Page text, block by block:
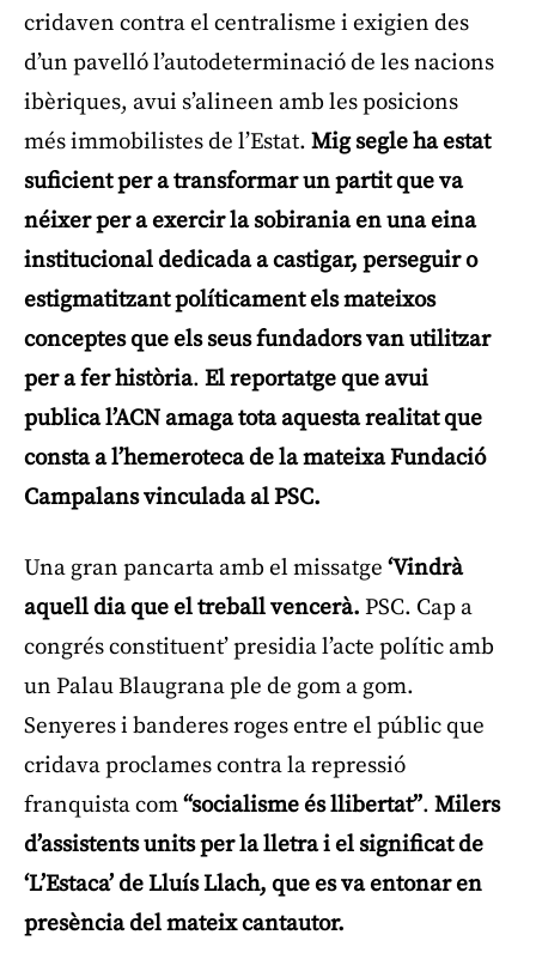
cridaven contra el centralisme i exigien des
d’un pavelló l’autodeterminació de les nacions
ibèriques, avui s’alineen amb les posicions
més immobilistes de l’Estat. Mig segle ha estat
suficient per a transformar un partit que va
néixer per a exercir la sobirania en una eina
institucional dedicada a castigar, perseguir o
estigmatitzant políticament els mateixos
conceptes que els seus fundadors van utilitzar
per a fer història. El reportatge que avui
publica l’ACN amaga tota aquesta realitat que
consta a l’hemeroteca de la mateixa Fundació
Campalans vinculada al PSC.
Una gran pancarta amb el missatge ‘Vindrà
aquell dia que el treball vencerà. PSC. Cap a
congrés constituent’ presidia l’acte polític amb
un Palau Blaugrana ple de gom a gom.
Senyeres i banderes roges entre el públic que
cridava proclames contra la repressió
franquista com“socialisme és llibertat”. Milers
d’assistents units per la lletra i el significat de
‘L’Estaca’ de Lluís Llach, que es va entonar en
presència del mateix cantautor.